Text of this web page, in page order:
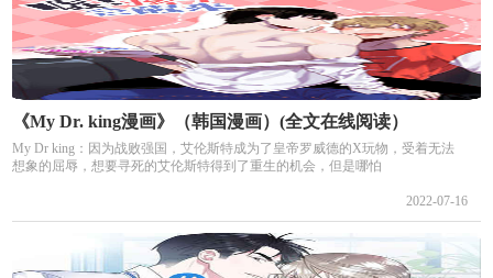
《My Dr. king漫画》（韩国漫画）(全文在线阅读）
My Dr king：因为战败强国，艾伦斯特成为了皇帝罗威德的X玩物，受着无法
想象的屈辱，想要寻死的艾伦斯特得到了重生的机会，但是哪怕
2022-07-16